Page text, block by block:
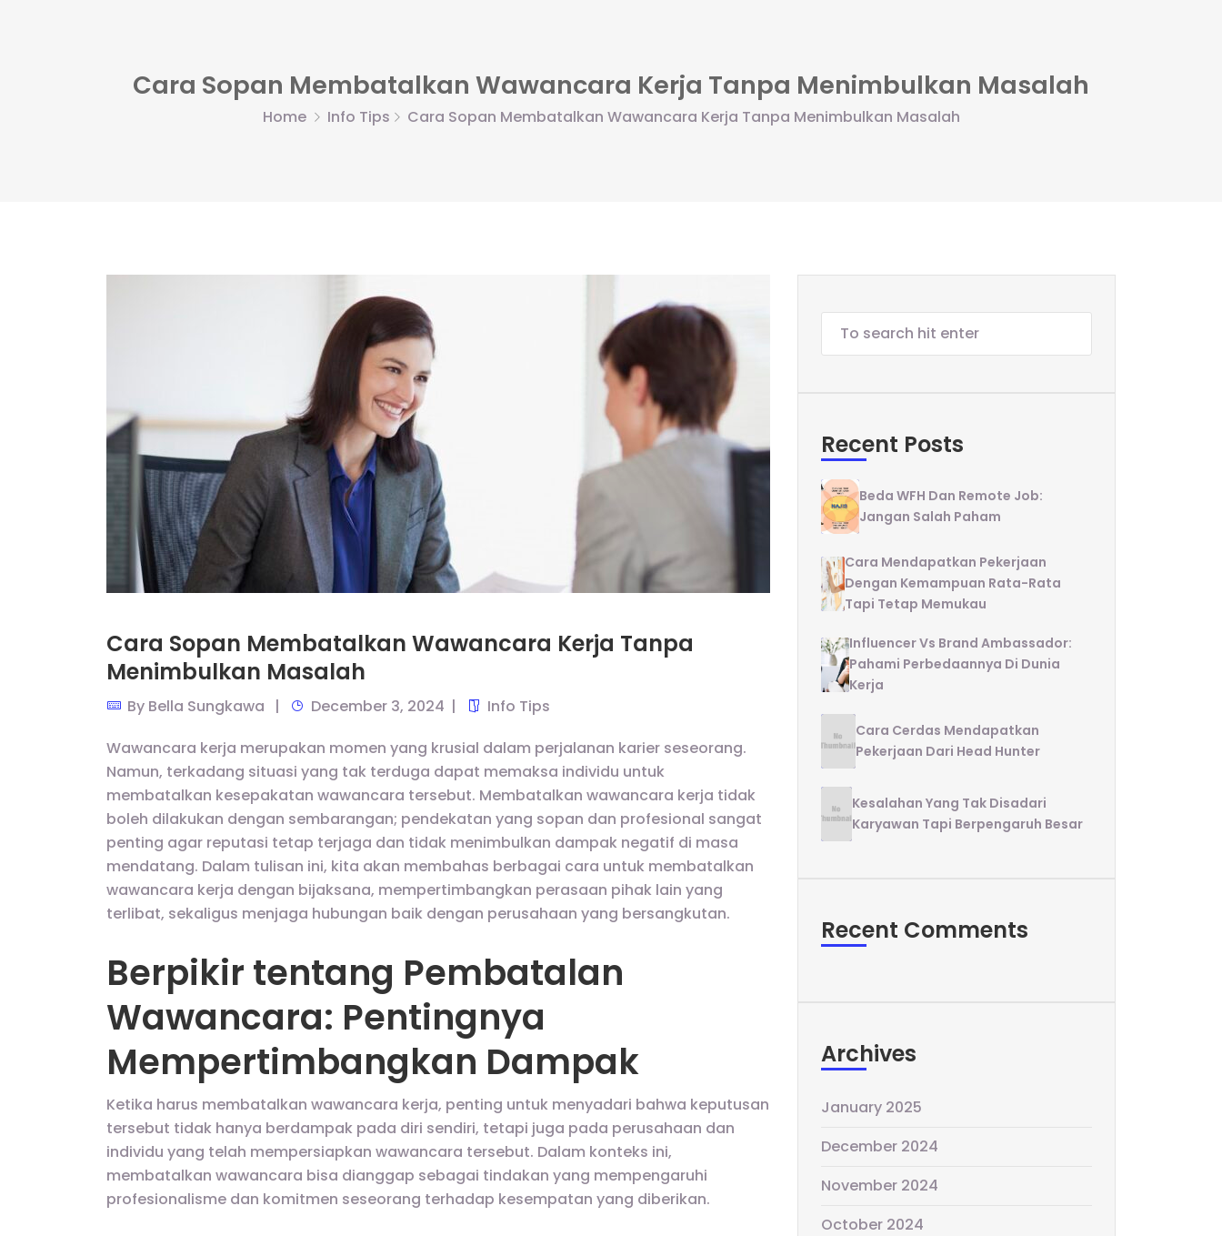
Cara Sopan Membatalkan Wawancara Kerja Tanpa Menimbulkan Masalah
Home Info Tips Cara Sopan Membatalkan Wawancara Kerja Tanpa Menimbulkan Masalah
Cara Sopan Membatalkan Wawancara Kerja Tanpa
Menimbulkan Masalah
By Bella Sungkawa December 3, 2024
Info Tips
Wawancara kerja merupakan momen yang krusial dalam perjalanan karier seseorang.
Namun, terkadang situasi yang tak terduga dapat memaksa individu untuk
membatalkan kesepakatan wawancara tersebut. Membatalkan wawancara kerja tidak
boleh dilakukan dengan sembarangan; pendekatan yang sopan dan profesional sangat
penting agar reputasi tetap terjaga dan tidak menimbulkan dampak negatif di masa
mendatang. Dalam tulisan ini, kita akan membahas berbagai cara untuk membatalkan
wawancara kerja dengan bijaksana, mempertimbangkan perasaan pihak lain yang
terlibat, sekaligus menjaga hubungan baik dengan perusahaan yang bersangkutan.
Berpikir tentang Pembatalan
Wawancara: Pentingnya
Mempertimbangkan Dampak
Ketika harus membatalkan wawancara kerja, penting untuk menyadari bahwa keputusan
tersebut tidak hanya berdampak pada diri sendiri, tetapi juga pada perusahaan dan
individu yang telah mempersiapkan wawancara tersebut. Dalam konteks ini,
membatalkan wawancara bisa dianggap sebagai tindakan yang mempengaruhi
profesionalisme dan komitmen seseorang terhadap kesempatan yang diberikan.
Recent Posts
Beda WFH Dan Remote Job:
Jangan Salah Paham
Cara Mendapatkan Pekerjaan
Dengan Kemampuan Rata-Rata
Tapi Tetap Memukau
Influencer Vs Brand Ambassador:
Pahami Perbedaannya Di Dunia
Kerja
Cara Cerdas Mendapatkan
Pekerjaan Dari Head Hunter
Kesalahan Yang Tak Disadari
Karyawan Tapi Berpengaruh Besar
Recent Comments
Archives
January 2025
December 2024
November 2024
October 2024